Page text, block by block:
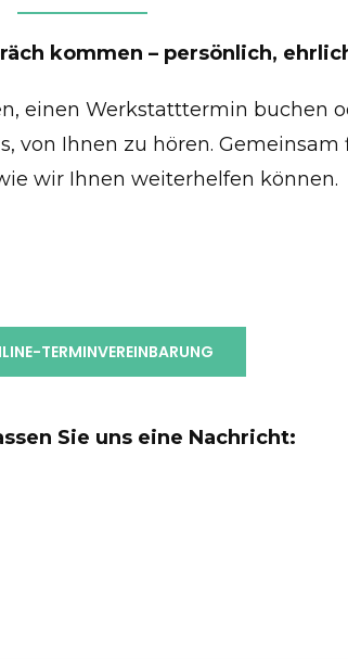
kommen – persönlich,
einen Werkstatttermin buchen
von Ihnen zu hören.
wir Ihnen weiterhelfen können.
TERMINVEREINBARUNG
Sie uns eine Nachricht: